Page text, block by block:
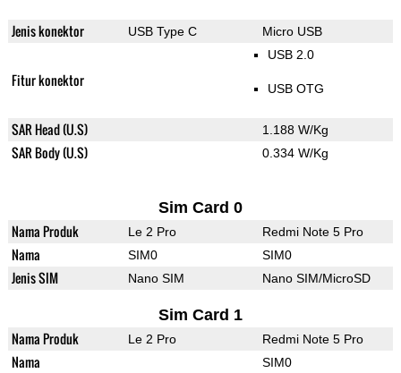
Jenis konektor USB Type C Micro USB
Fitur konektor
USB 2.0
USB OTG
SAR Head (U.S) 1.188 W/Kg
SAR Body (U.S) 0.334 W/Kg
Sim Card 0
Nama Produk Le 2 Pro Redmi Note 5 Pro
Nama SIM0 SIM0
Jenis SIM Nano SIM Nano SIM/MicroSD
Sim Card 1
Nama Produk Le 2 Pro Redmi Note 5 Pro
Nama SIM0